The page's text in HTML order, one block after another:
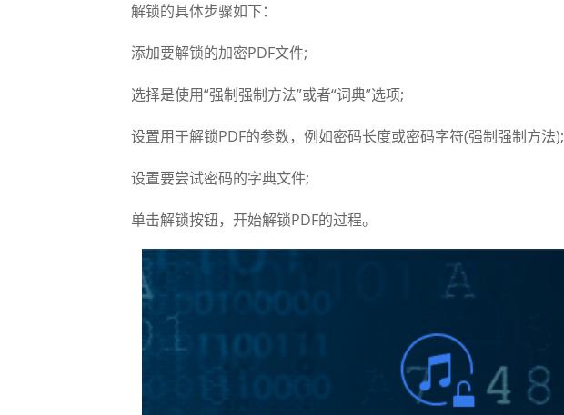
解锁的具体步骤如下：
添加要解锁的加密PDF文件;
选择是使用“强制强制方法”或者“词典”选项;
设置用于解锁PDF的参数，例如密码长度或密码字符(强制强制方法);
设置要尝试密码的字典文件;
单击解锁按钮，开始解锁PDF的过程。